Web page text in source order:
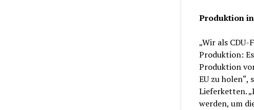
Produktion
„Wir als
Produktion:
Produktion
EU zu holen“,
Lieferketten.
werden, um